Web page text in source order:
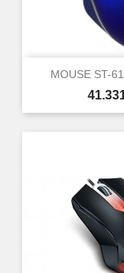
MOUSE ST-
Precio